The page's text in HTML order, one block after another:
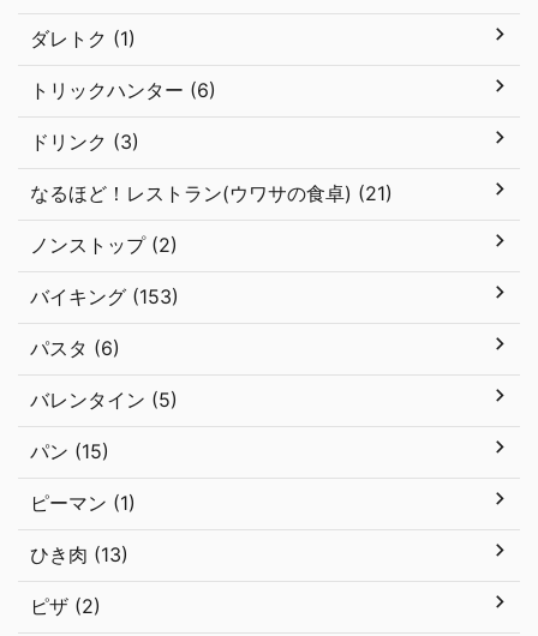
ダレトク (1)
トリックハンター (6)
ドリンク (3)
なるほど！レストラン(ウワサの食卓) (21)
ノンストップ (2)
バイキング (153)
パスタ (6)
バレンタイン (5)
パン (15)
ピーマン (1)
ひき肉 (13)
ピザ (2)